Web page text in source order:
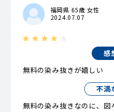
福岡県 65歳 女性
2024.07.07
感
無料の染み抜きが嬉しい
不満
無料の染み抜きなのに、